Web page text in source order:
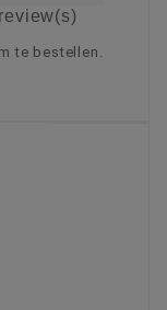
review(s)
te bestellen.